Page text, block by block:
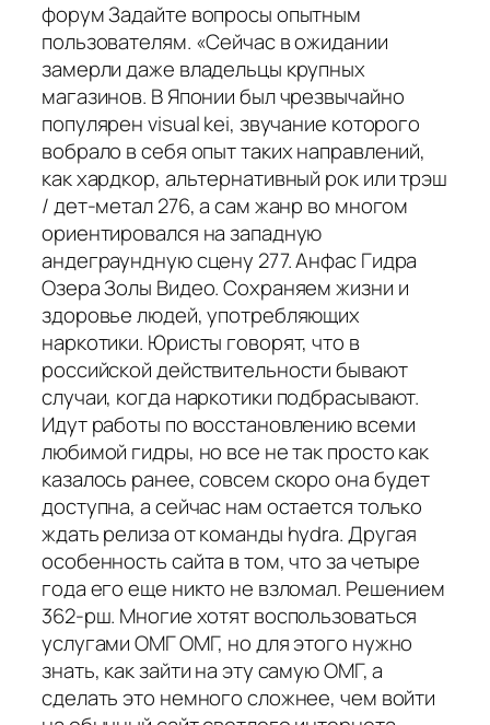
форум Задайте вопросы опытным
пользователям. «Сейчас в ожидании
замерли даже владельцы крупных
магазинов. В Японии был чрезвычайно
популярен visual kei, звучание которого
вобрало в себя опыт таких направлений,
как хардкор, альтернативный рок или трэш
/ дет-метал 276, а сам жанр во многом
ориентировался на западную
андеграундную сцену 277. Анфас Гидра
Озера Золы Видео. Сохраняем жизни и
здоровье людей, употребляющих
наркотики. Юристы говорят, что в
российской действительности бывают
случаи, когда наркотики подбрасывают.
Идут работы по восстановлению всеми
любимой гидры, но все не так просто как
казалось ранее, совсем скоро она будет
доступна, а сейчас нам остается только
ждать релиза от команды hydra. Другая
особенность сайта в том, что за четыре
года его еще никто не взломал. Решением
362-рш. Многие хотят воспользоваться
услугами ОМГ ОМГ, но для этого нужно
знать, как зайти на эту самую ОМГ, а
сделать это немного сложнее, чем войти